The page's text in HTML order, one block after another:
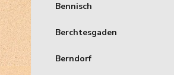
Bennisch
Berchtesgaden
Berndorf